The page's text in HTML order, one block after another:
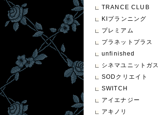
TRANCE CLUB
KIプランニング
プレミアム
プラネットプラス
unfinished
シネマユニットガス
SODクリエイト
SWITCH
アイエナジー
アキノリ